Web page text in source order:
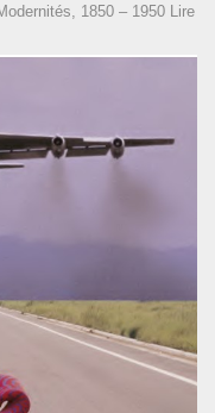
1850 – 1950 Lire